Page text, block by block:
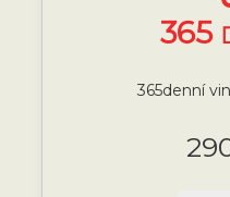
365
365denní